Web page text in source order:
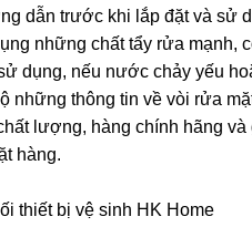
dẫn trước khi lắp đặt và sử
những chất tẩy rửa mạnh,
dụng, nếu nước chảy yếu
những thông tin về vòi rửa
lượng, hàng chính hãng
hàng.
thiết bị vệ sinh HK Home